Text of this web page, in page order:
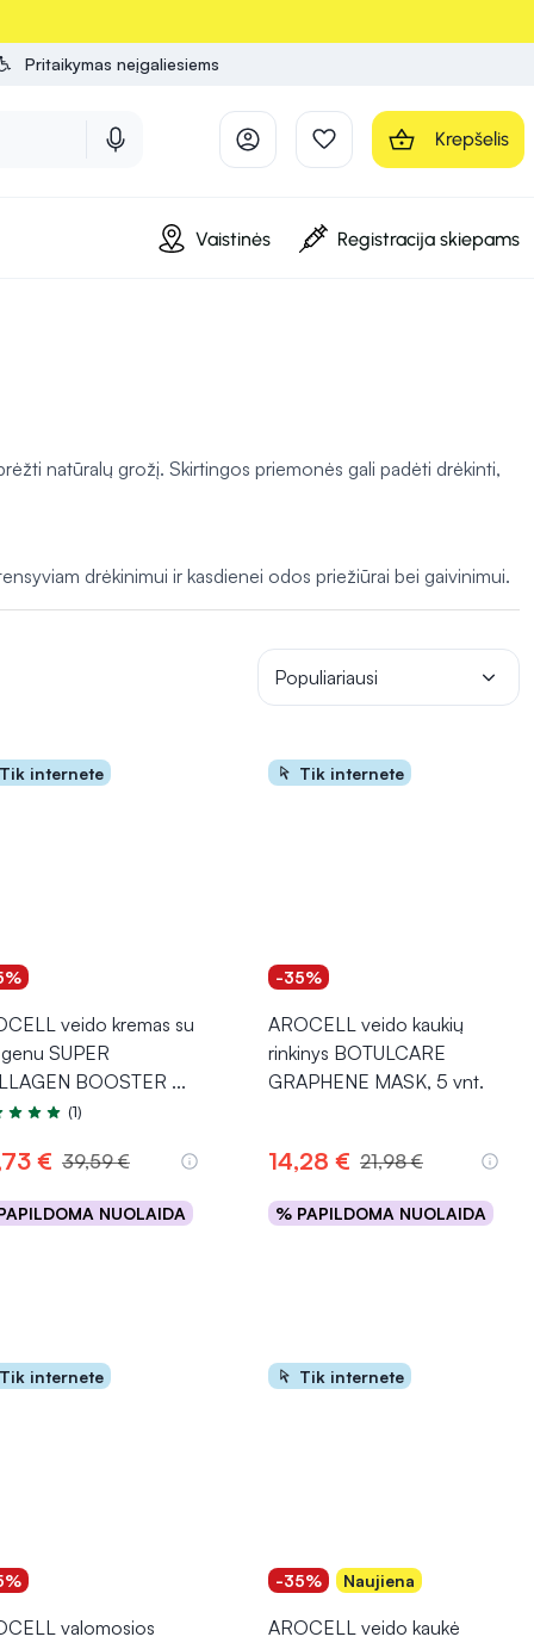
Pritaikymas neįgaliesiems
Krepšelis
Vaistinės Registracija skiepams
natūralų grožį. Skirtingos priemonės gali padėti drėkinti,
drėkinimui ir kasdienei odos priežiūrai bei gaivinimui.
Populiariausi
Tik internete
veido kremas su
SUPER
BOOSTER ...
5.0 iš 5
(1)
€ 39,59 €
NUOLAIDA
Į krepšelį
Tik internete
-35%
AROCELL veido kaukių
rinkinys BOTULCARE
GRAPHENE MASK, 5 vnt.
14,28 € 21,98 €
% PAPILDOMA NUOLAIDA
Į krepšelį
Tik internete
valomosios
Tik internete
-35% Naujiena
AROCELL veido kaukė